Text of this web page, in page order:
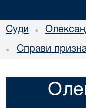
Суди •
• Справи